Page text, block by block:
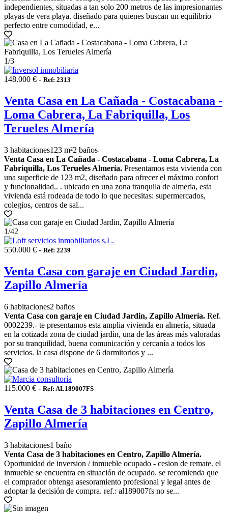
independientes, situadas a tan solo 200 metros de las impresionantes
playas de vera playa. diseñado para quienes buscan un equilibrio
perfecto entre comodidad, e...
1/3
148.000 € - Ref: 2313
Venta Casa en La Cañada - Costacabana -
Loma Cabrera, La Fabriquilla, Los
Terueles Almería
3 habitaciones123 m²2 baños
Venta Casa en La Cañada - Costacabana - Loma Cabrera, La
Fabriquilla, Los Terueles Almería. Presentamos esta vivienda con
una superficie de 123 m2, diseñado para ofrecer el máximo confort
y funcionalidad.. . ubicado en una zona tranquila de almeria, esta
vivienda está rodeada de todo lo que necesitas: supermercados,
colegios, centros de sal...
1/42
550.000 € - Ref: 2239
Venta Casa con garaje en Ciudad Jardin,
Zapillo Almería
6 habitaciones2 baños
Venta Casa con garaje en Ciudad Jardin, Zapillo Almería. Ref.
0002239.- te presentamos esta amplia vivienda en almería, situada
en la cotizada zona de ciudad jardín, una de las áreas más valoradas
por su tranquilidad, buena comunicación y cercanía a todos los
servicios. la casa dispone de 6 dormitorios y ...
115.000 € - Ref: AL189007FS
Venta Casa de 3 habitaciones en Centro,
Zapillo Almería
3 habitaciones1 baño
Venta Casa de 3 habitaciones en Centro, Zapillo Almería.
Oportunidad de inversion / inmueble ocupado - cesion de remate. el
inmueble se encuentra en situación de ocupado. se recomienda que
el comprador obtenga asesoramiento profesional y legal antes de
adoptar la decisión de compra. ref.: al189007fs no se...